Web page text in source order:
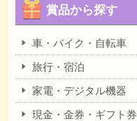
賞品から探す
車・バイク・自転車
旅行・宿泊
家電・デジタル機器
現金・金券・ギフト券